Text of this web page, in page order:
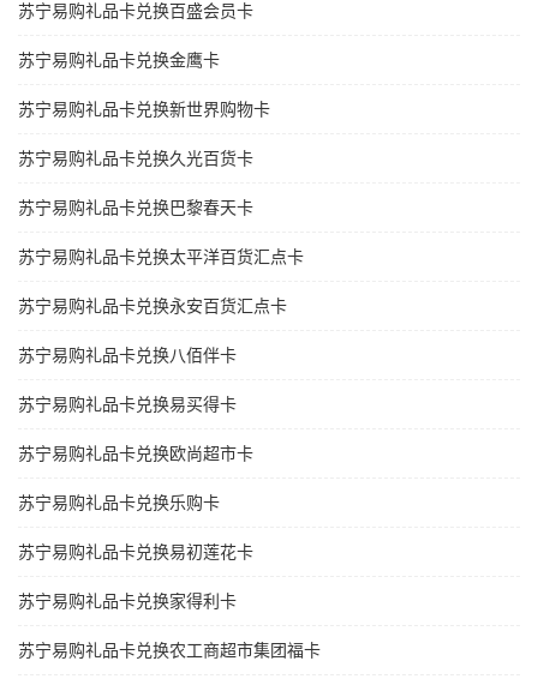
苏宁易购礼品卡兑换百盛会员卡
苏宁易购礼品卡兑换金鹰卡
苏宁易购礼品卡兑换新世界购物卡
苏宁易购礼品卡兑换久光百货卡
苏宁易购礼品卡兑换巴黎春天卡
苏宁易购礼品卡兑换太平洋百货汇点卡
苏宁易购礼品卡兑换永安百货汇点卡
苏宁易购礼品卡兑换八佰伴卡
苏宁易购礼品卡兑换易买得卡
苏宁易购礼品卡兑换欧尚超市卡
苏宁易购礼品卡兑换乐购卡
苏宁易购礼品卡兑换易初莲花卡
苏宁易购礼品卡兑换家得利卡
苏宁易购礼品卡兑换农工商超市集团福卡